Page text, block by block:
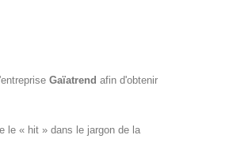
Gaïatrend afin d'obtenir
le « hit » dans le jargon de la